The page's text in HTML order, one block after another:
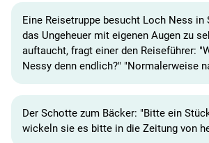
Eine Reisetruppe besucht Loch Ness in
das Ungeheuer mit eigenen Augen zu
auftaucht, fragt einer den Reiseführer:
Nessy denn endlich?" "Normalerweise
Der Schotte zum Bäcker: "Bitte ein
wickeln sie es bitte in die Zeitung von